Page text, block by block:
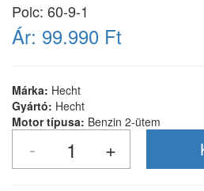
Polc: 60-9-1
Ár: 99.990 Ft
Márka: Hecht
Gyártó: Hecht
Motor típusa: Benzin 2-ütem